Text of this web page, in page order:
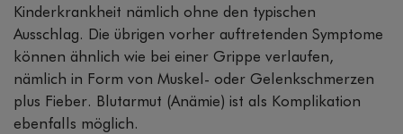
Kinderkrankheit nämlich ohne den typischen
Ausschlag. Die übrigen vorher auftretenden Symptome
können ähnlich wie bei einer Grippe verlaufen,
nämlich in Form von Muskel- oder Gelenkschmerzen
plus Fieber. Blutarmut (Anämie) ist als Komplikation
ebenfalls möglich.